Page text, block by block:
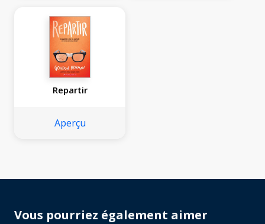
Repartir
Aperçu
Vous pourriez également aimer